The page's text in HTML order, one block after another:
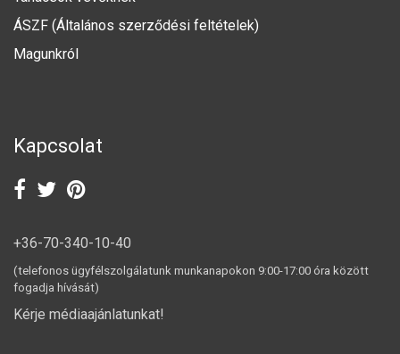
ÁSZF (Általános szerződési feltételek)
Magunkról
Kapcsolat
+36-70-340-10-40
(telefonos ügyfélszolgálatunk munkanapokon 9:00-17:00 óra között
fogadja hívását)
Kérje médiaajánlatunkat!